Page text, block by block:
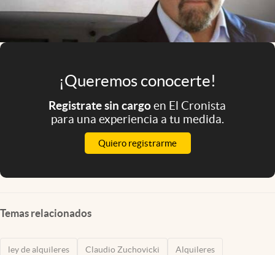
Mediakit
abre en nueva pestaña
¡Queremos conocerte!
Registrate sin cargoen El Cronista
para una experiencia a tu medida.
Quiero registrarme
Temas relacionados
ley de alquileres Claudio Zuchovicki Alquileres